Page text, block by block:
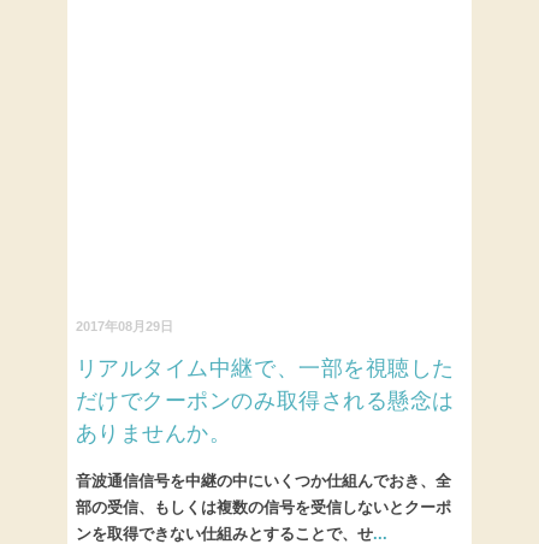
2017年08月29日
リアルタイム中継で、一部を視聴した
だけでクーポンのみ取得される懸念は
ありませんか。
音波通信信号を中継の中にいくつか仕組んでおき、全
部の受信、もしくは複数の信号を受信しないとクーポ
ンを取得できない仕組みとすることで、せ...